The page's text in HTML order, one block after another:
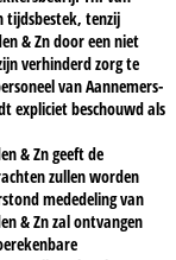
tijdsbestek, tenzij
& Zn door een niet
verhinderd zorg te
van Aannemers-
expliciet beschouwd als
& Zn geeft de
zullen worden
mededeling van
& Zn zal ontvangen